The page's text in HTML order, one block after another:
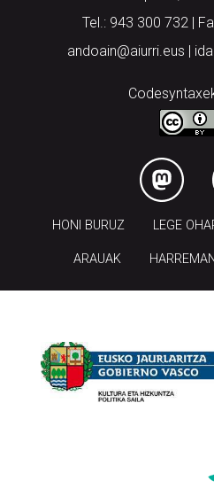
Tel.: 943 300 732 |
andoain@aiurri.eus |
HONI BURUZ LEGE
ARAUAK